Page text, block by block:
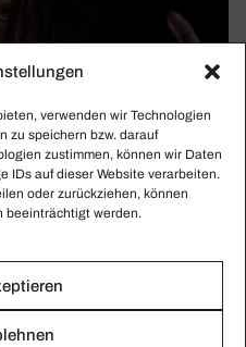
verwenden wir Technologien
zu speichern bzw. darauf
zustimmen, können wir Daten
IDs auf dieser Website verarbeiten.
oder zurückziehen, können
beeinträchtigt werden.